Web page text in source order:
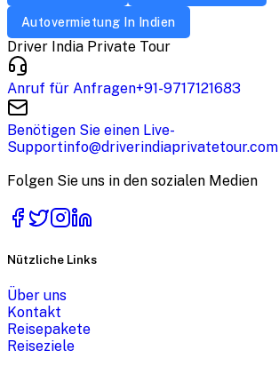
Autovermietung In Indien
Driver India Private Tour
Anruf für Anfragen+91-9717121683
Benötigen Sie einen Live-
Supportinfo@driverindiaprivatetour.com
Folgen Sie uns in den sozialen Medien
Nützliche Links
Über uns
Kontakt
Reisepakete
Reiseziele